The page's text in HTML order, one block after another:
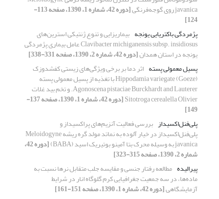
javanica روی گوجه‌فرنگی [دوره 42، شماره 1، 1390، صفحه 113-
124]
پژمردگی باکتریایی یونجه بیماریزایی و تنوع ژنتیکی استرین‌های
Clavibacter michiganensis subsp. insidiosus عامل بیماری پژمردگی
یونجه در استان همدان[دوره 42، شماره 2، 1390، صفحه 331-338]
پسیل معمولی پسته اثر دما بر برخی ویژگی‌های زیستی کفشدوزک
Hippodamia variegate (Goeze) با تغذیه از پسیل معمولی پسته
Agonoscena pistaciae Burckhardt and Lauterer. و تخم بید غلات
Sitotroga cerealella Olivier [دوره 42، شماره 1، 1390، صفحه 137-
149]
پلی‌فنل‌اکسیداز بررسی فعالیت آنزیم‌های پراکسیداز و
پلی‌فنل‌اکسیداز در خیار آلوده به نماتد مولد گره ریشه Meloidogyne
javanica به وسیله محرک بتا آمینو بوتیریک اسید (BABA) [دوره 42،
شماره 2، 1390، صفحه 315-323]
پیرالیده مطالعه رفتار جنسی و مقایسه جلب متقابل نرها نسبت به
ماده‌ها، در سه جمعیت جغرافیایی کرم گلوگاه انار در شرایط
آزمایشگاهی[دوره 42، شماره 1، 1390، صفحه 151-161]